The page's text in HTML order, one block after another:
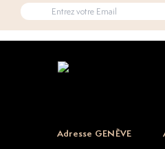
Adresse GENÈVE